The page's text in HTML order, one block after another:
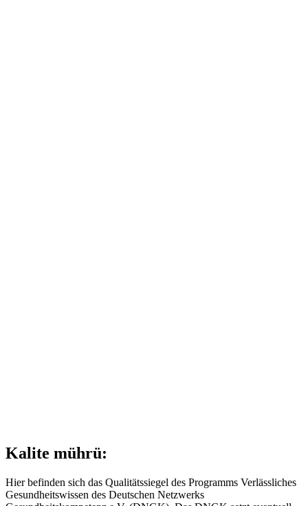
Kalite mührü:
Hier befinden sich das Qualitätssiegel des Programms Verlässliches
Gesundheitswissen des Deutschen Netzwerks